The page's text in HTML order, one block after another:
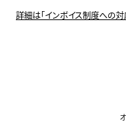
詳細は「インボイス制度への対